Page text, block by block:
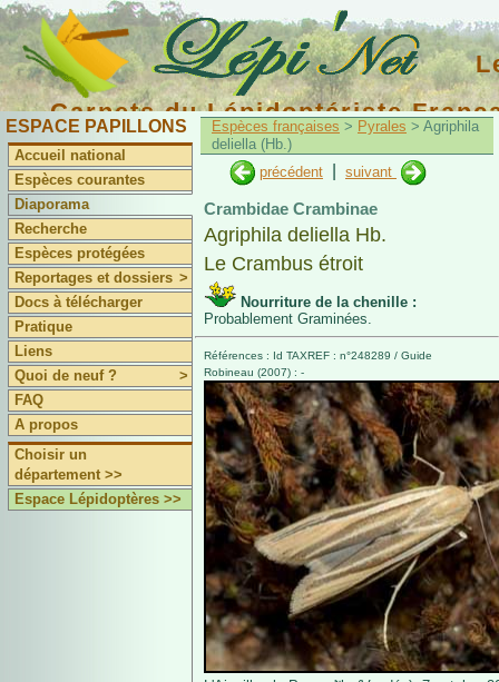
Carnets du Lépidoptériste
ESPACE PAPILLONS
Accueil national
Espèces courantes
Diaporama
Recherche
Espèces protégées
Reportages et dossiers >
Docs à télécharger
Pratique
Liens
Quoi de neuf ?
>
FAQ
A propos
Choisir un
département >>
Espace Lépidoptères >>
Espèces françaises > Pyrales > Agriphila
deliella (Hb.)
précédent
suivant
Crambidae Crambinae
Agriphila deliella Hb.
Le Crambus étroit
Nourriture de la chenille :
Probablement Graminées.
Références : Id TAXREF : n°248289 / Guide
Robineau (2007) : -